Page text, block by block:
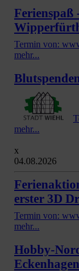
Termin von:
mehr...
mehr...
x
04.08.2026
erster 3D
Termin von:
mehr...
Hobby-
Eckenhagen